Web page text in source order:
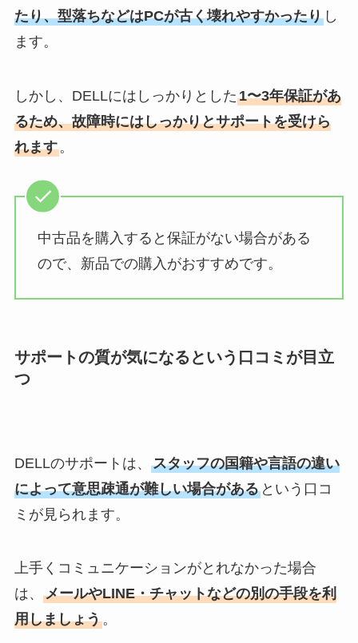
たり、型落ちなどはPCが古く壊れやすかったりし
ます。
しかし、DELLにはしっかりとした1〜3年保証があ
るため、故障時にはしっかりとサポートを受けら
れます。
中古品を購入すると保証がない場合がある
ので、新品での購入がおすすめです。
サポートの質が気になるという口コミが目立
つ
DELLのサポートは、 スタッフの国籍や言語の違い
によって意思疎通が難しい場合があるという口コ
ミが見られます。
上手くコミュニケーションがとれなかった場合
は、 メールやLINE・チャットなどの別の手段を利
用しましょう。